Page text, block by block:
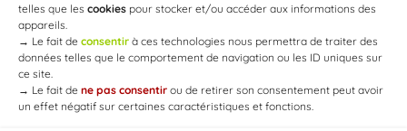
telles que les cookies pour stocker et/ou accéder aux informations des
appareils.
→ Le fait de consentir à ces technologies nous permettra de traiter des
données telles que le comportement de navigation ou les ID uniques sur
ce site.
→ Le fait de ne pas consentir ou de retirer son consentement peut avoir
un effet négatif sur certaines caractéristiques et fonctions.